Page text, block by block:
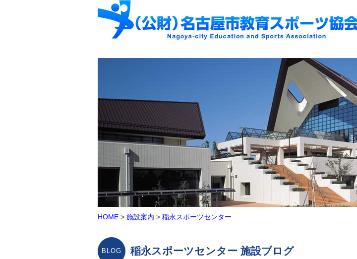
HOME > 施設案内 > 稲永スポーツセンター
稲永スポーツセンター 施設ブログ